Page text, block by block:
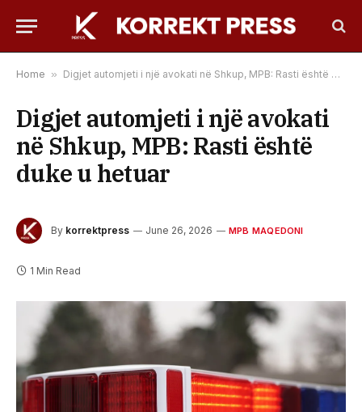
Home » Digjet automjeti i një avokati në Shkup, MPB: Rasti është duke u hetuar
Digjet automjeti i një avokati
në Shkup, MPB: Rasti është
duke u hetuar
By korrektpress June 26, 2026 MPB MAQEDONI
1 Min Read